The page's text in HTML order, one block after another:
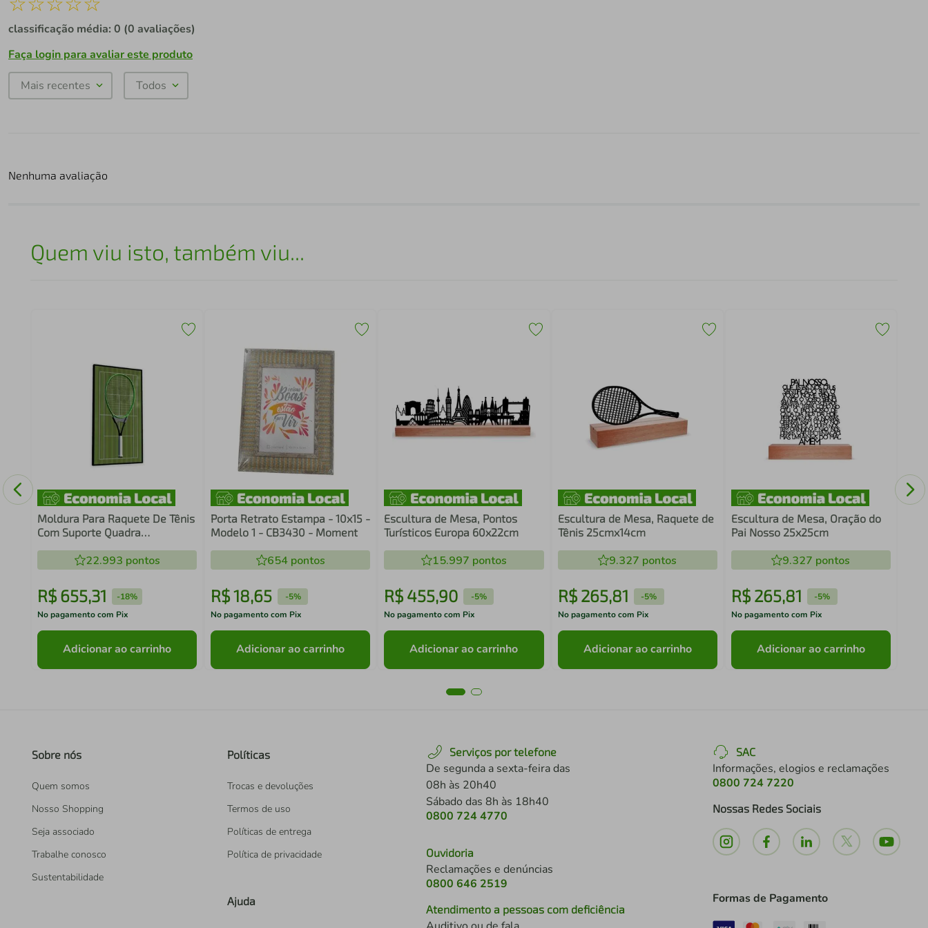
classificação média: 0 (0 avaliações)
Faça login para avaliar este produto
Mais recentes Todos
Nenhuma avaliação
Quem viu isto, também viu...
Moldura Para Raquete De Tênis
Com Suporte Quadra
22.993 pontos
R$ 655,31 -18%
No pagamento com Pix
Adicionar ao carrinho
Porta Retrato Estampa - 10x15 -
Modelo 1 - CB3430 - Moment
654pontos
R$18,65 -5%
No pagamento com Pix
Adicionar ao carrinho
Escultura de Mesa, Pontos
Turísticos Europa 60x22cm
15.997 pontos
R$455,90 -5%
No pagamento com Pix
Adicionar ao carrinho
Escultura de Mesa, Raquete de
Tênis 25cmx14cm
9.327 pontos
R$ 265,81 -5%
No pagamento com Pix
Adicionar ao carrinho
Escultura de Mesa, Oração do
Pai Nosso 25x25cm
9.327 pontos
R$ 265,81 -5%
No pagamento com Pix
Adicionar ao carrinho
Sobre nós
Quem somos
Nosso Shopping
Seja associado
Trabalhe conosco
Sustentabilidade
Políticas
Trocas e devoluções
Termos de uso
Políticas de entrega
Política de privacidade
Ajuda
Serviços por telefone
De segunda a sexta-feira das
08h às 20h40
Sábado das 8h às 18h40
0800 724 4770
Ouvidoria
Reclamações e denúncias
0800 646 2519
Atendimento a pessoas com deficiência
SAC
Informações, elogios e reclamações
0800 724 7220
Nossas Redes Sociais
Formas de Pagamento